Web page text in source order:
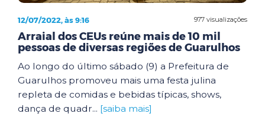
977 visualizações
12/07/2022, às 9:16
Arraial dos CEUs reúne mais de 10 mil
pessoas de diversas regiões de Guarulhos
Ao longo do último sábado (9) a Prefeitura de
Guarulhos promoveu mais uma festa julina
repleta de comidas e bebidas típicas, shows,
dança de quadr... [saiba mais]